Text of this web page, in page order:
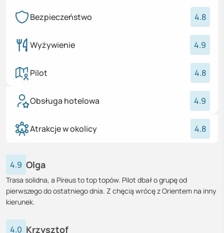
Bezpieczeństwo 4.8
Wyżywienie 4.9
Pilot 4.8
Obsługa hotelowa 4.9
Atrakcje w okolicy 4.8
4.9 Olga
Trasa solidna, a Pireus to top topów. Pilot dbał o grupę od
pierwszego do ostatniego dnia. Z chęcią wrócę z Orientem na inny
kierunek.
4.0 Krzysztof